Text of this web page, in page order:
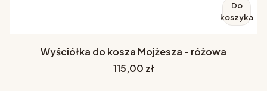
Do
koszyka
Wyściółka do kosza Mojżesza - różowa
Cena
115,00 zł